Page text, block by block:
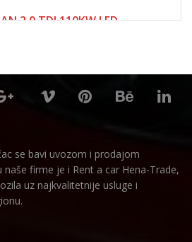
2.0 TDI 110KW LED
se bavi uvozom i prodajom
firme je i Rent a car Hena-Trade,
uz najkvalitetnije usluge i